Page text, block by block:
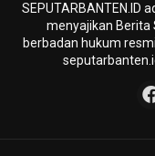
SEPUTARBANTEN.ID
menyajikan Berita
berbadan hukum